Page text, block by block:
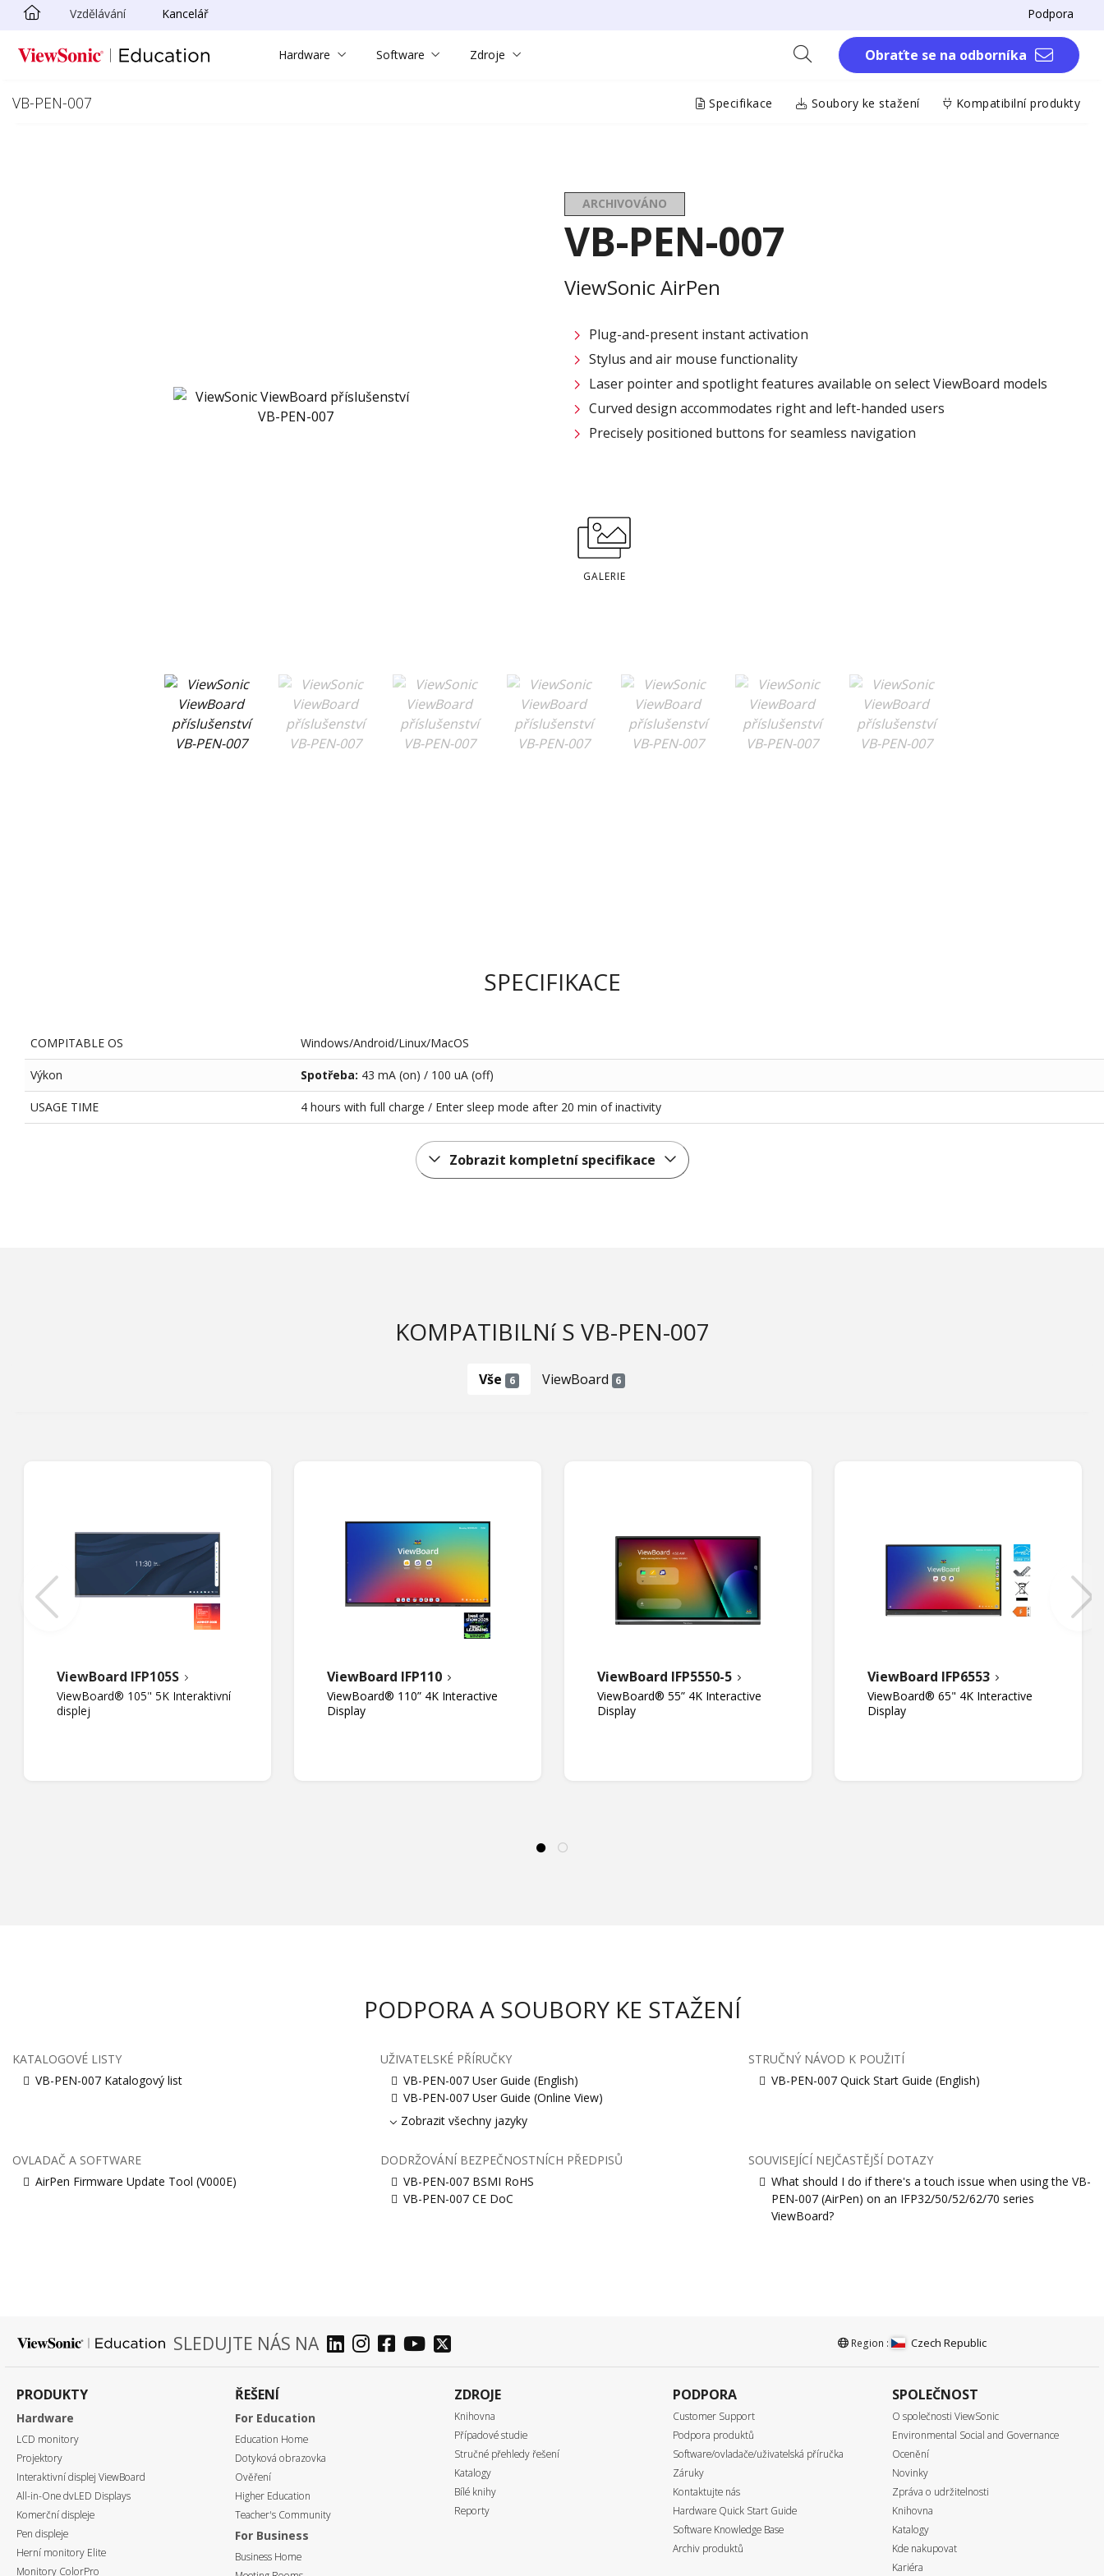
Skip to main content
Vzdělávání Kancelář Podpora
Hardware Software Zdroje Obraťte se na odborníka
VB-PEN-007 Specifikace Soubory ke stažení Kompatibilní produkty
ARCHIVOVÁNO
VB-PEN-007
ViewSonic AirPen
Plug-and-present instant activation
Stylus and air mouse functionality
Laser pointer and spotlight features available on select ViewBoard models
Curved design accommodates right and left-handed users
Precisely positioned buttons for seamless navigation
GALERIE
SPECIFIKACE
COMPITABLE OS Windows/Android/Linux/MacOS
Výkon Spotřeba: 43 mA (on) / 100 uA (off)
USAGE TIME 4 hours with full charge / Enter sleep mode after 20 min of inactivity
Zobrazit kompletní specifikace
KOMPATIBILNí S VB-PEN-007
Vše 6 ViewBoard 6
ViewBoard IFP105S
ViewBoard® 105" 5K Interaktivní
displej
ViewBoard IFP110
ViewBoard® 110” 4K Interactive
Display
ViewBoard IFP5550-5
ViewBoard® 55” 4K Interactive
Display
ViewBoard IFP6553
ViewBoard® 65" 4K Interactive
Display
PODPORA A SOUBORY KE STAŽENÍ
KATALOGOVÉ LISTY
VB-PEN-007 Katalogový list
UŽIVATELSKÉ PŘÍRUČKY
VB-PEN-007 User Guide (English)
VB-PEN-007 User Guide (Online View)
Zobrazit všechny jazyky
STRUČNÝ NÁVOD K POUŽITÍ
VB-PEN-007 Quick Start Guide (English)
OVLADAČ A SOFTWARE
AirPen Firmware Update Tool (V000E)
DODRŽOVÁNÍ BEZPEČNOSTNÍCH PŘEDPISŮ
VB-PEN-007 BSMI RoHS
VB-PEN-007 CE DoC
SOUVISEJÍCÍ NEJČASTĚJŠÍ DOTAZY
What should I do if there's a touch issue when using the VB-
PEN-007 (AirPen) on an IFP32/50/52/62/70 series
ViewBoard?
SLEDUJTE NÁS NA Region : Czech Republic
PRODUKTY
Hardware
LCD monitory
Projektory
Interaktivní displej ViewBoard
All-in-One dvLED Displays
Komerční displeje
Pen displeje
Herní monitory Elite
Monitory ColorPro
ŘEŠENÍ
For Education
Education Home
Dotyková obrazovka
Ověření
Higher Education
Teacher's Community
For Business
Business Home
ZDROJE
Knihovna
Případové studie
Stručné přehledy řešení
Katalogy
Bílé knihy
Reporty
PODPORA
Customer Support
Podpora produktů
Software/ovladače/uživatelská příručka
Záruky
Kontaktujte nás
Hardware Quick Start Guide
Software Knowledge Base
Archiv produktů
SPOLEČNOST
O společnosti ViewSonic
Environmental Social and Governance
Ocenění
Novinky
Zpráva o udržitelnosti
Knihovna
Katalogy
Kde nakupovat
Kariéra